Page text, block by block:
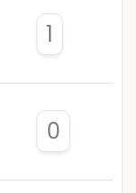
1
0